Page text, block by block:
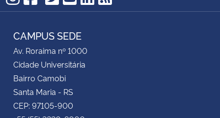
Instagram
Facebook
TikTok
Twitter
YouTube
LinkedIn
RSS
CAMPUS SEDE
Av. Roraima nº 1000
Cidade Universitária
Bairro Camobi
Santa Maria - RS
CEP: 97105-900